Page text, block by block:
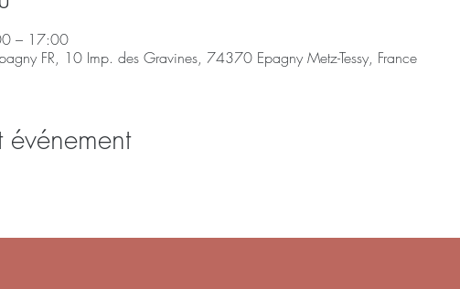
– 17:00
FR, 10 Imp. des Gravines, 74370 Epagny Metz-Tessy, France
événement